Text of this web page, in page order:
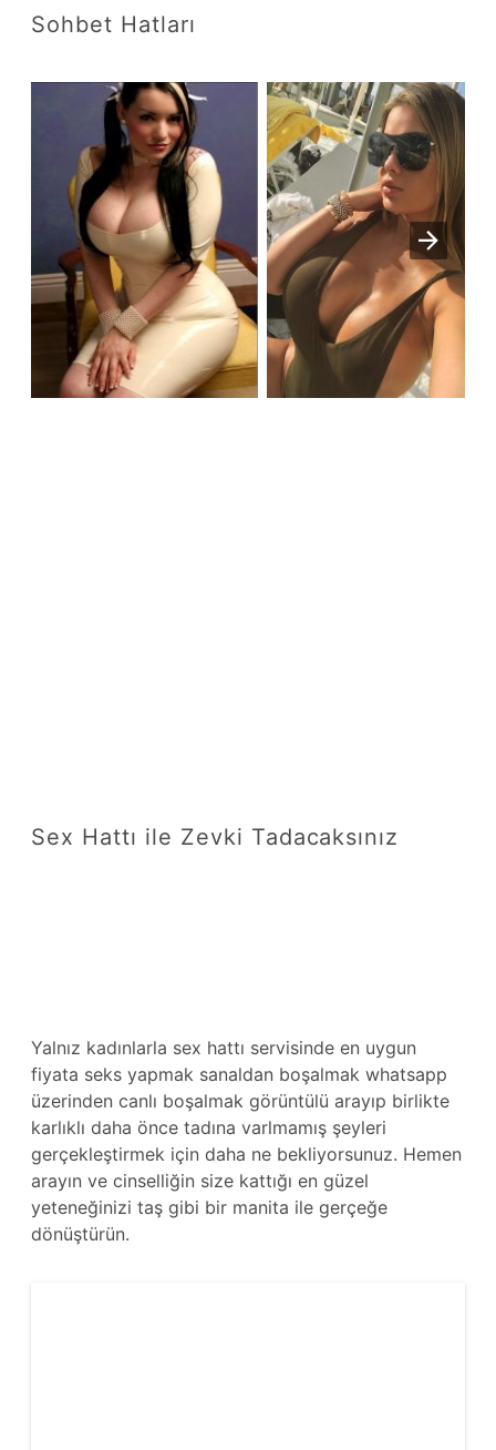
Sohbet Hatları
Sex Hattı ile Zevki Tadacaksınız
Yalnız kadınlarla sex hattı servisinde en uygun
fiyata seks yapmak sanaldan boşalmak whatsapp
üzerinden canlı boşalmak görüntülü arayıp birlikte
karlıklı daha önce tadına varlmamış şeyleri
gerçekleştirmek için daha ne bekliyorsunuz. Hemen
arayın ve cinselliğin size kattığı en güzel
yeteneğinizi taş gibi bir manita ile gerçeğe
dönüştürün.